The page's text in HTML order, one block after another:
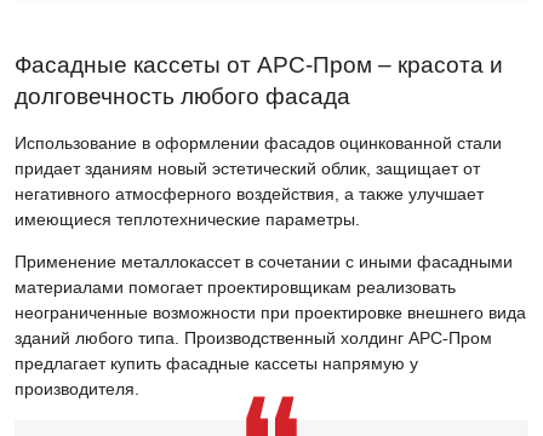
Фасадные кассеты от АРС-Пром – красота и
долговечность любого фасада
Использование в оформлении фасадов оцинкованной стали
придает зданиям новый эстетический облик, защищает от
негативного атмосферного воздействия, а также улучшает
имеющиеся теплотехнические параметры.
Применение металлокассет в сочетании с иными фасадными
материалами помогает проектировщикам реализовать
неограниченные возможности при проектировке внешнего вида
зданий любого типа. Производственный холдинг АРС-Пром
предлагает купить фасадные кассеты напрямую у
производителя.